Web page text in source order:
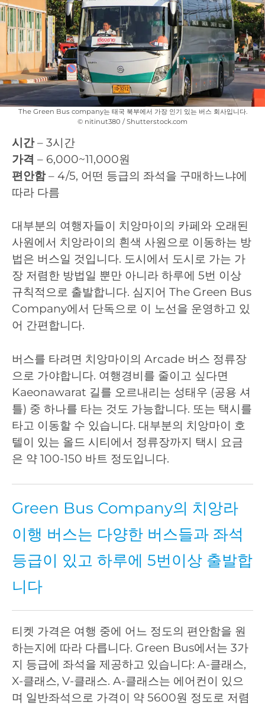
The Green Bus company는 태국 북부에서 가장 인기 있는 버스 회사입니다.
© nitinut380 / Shutterstock.com
시간– 3시간
가격 – 6,000~11,000원
편안함– 4/5, 어떤 등급의 좌석을 구매하느냐에
따라 다름
대부분의 여행자들이 치앙마이의 카페와 오래된
사원에서 치앙라이의 흰색 사원으로 이동하는 방
법은 버스일 것입니다. 도시에서 도시로 가는 가
장 저렴한 방법일 뿐만 아니라 하루에 5번 이상
규칙적으로 출발합니다. 심지어 The Green Bus
Company에서 단독으로 이 노선을 운영하고 있
어 간편합니다.
버스를 타려면 치앙마이의 Arcade 버스 정류장
으로 가야합니다. 여행경비를 줄이고 싶다면
Kaeonawarat 길를 오르내리는 성태우 (공용 셔
틀) 중 하나를 타는 것도 가능합니다. 또는 택시를
타고 이동할 수 있습니다. 대부분의 치앙마이 호
텔이 있는 올드 시티에서 정류장까지 택시 요금
은 약 100-150 바트 정도입니다.
Green Bus Company의 치앙라
이행 버스는 다양한 버스들과 좌석
등급이 있고 하루에 5번이상 출발합
니다
티켓 가격은 여행 중에 어느 정도의 편안함을 원
하는지에 따라 다릅니다. Green Bus에서는 3가
지 등급에 좌석을 제공하고 있습니다: A-클래스,
X-클래스, V-클래스. A-클래스는 에어컨이 있으
며 일반좌석으로 가격이 약 5600원 정도로 저렴